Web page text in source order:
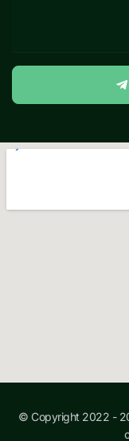
© Copyright 2022 -